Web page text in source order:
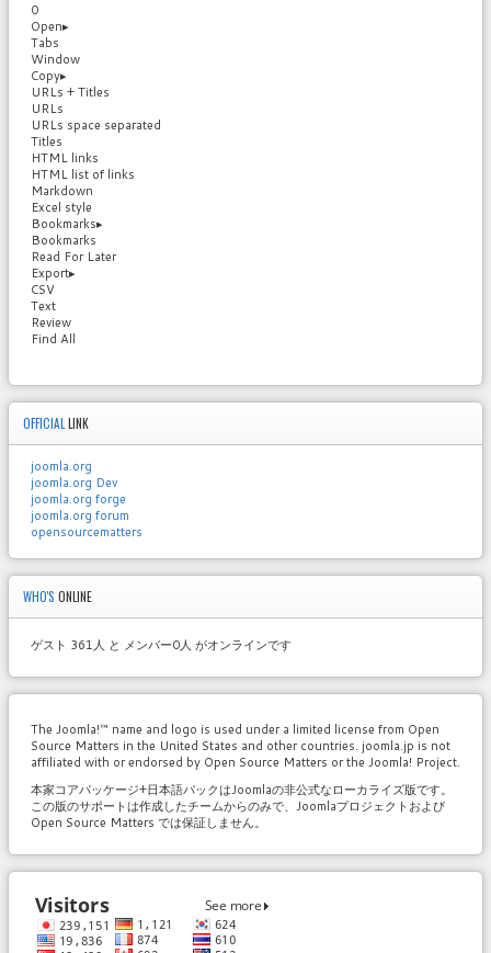
0
Open▸
Tabs
Window
Copy▸
URLs + Titles
URLs
URLs space separated
Titles
HTML links
HTML list of links
Markdown
Excel style
Bookmarks▸
Bookmarks
Read For Later
Export▸
CSV
Text
Review
Find All
OFFICIAL LINK
joomla.org
joomla.org Dev
joomla.org forge
joomla.org forum
opensourcematters
WHO'S ONLINE
ゲスト 361人 と メンバー0人 がオンラインです
The Joomla!™ name and logo is used under a limited license from Open
Source Matters in the United States and other countries. joomla.jp is not
affiliated with or endorsed by Open Source Matters or the Joomla! Project.
本家コアパッケージ+日本語パックはJoomlaの非公式なローカライズ版です。
この版のサポートは作成したチームからのみで、Joomlaプロジェクトおよび
Open Source Matters では保証しません。